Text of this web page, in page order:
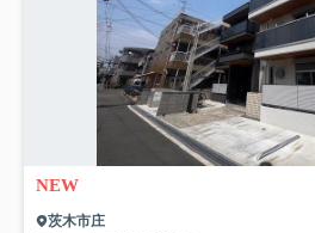
NEW
茨木市庄